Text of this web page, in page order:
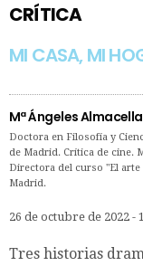
CRÍTICA
MI CASA, MI
Mª Ángeles
Doctora en Filosofía y
de Madrid. Crítica de cine.
Directora del curso "El arte
Madrid.
26 de octubre de 2022 -
Tres historias